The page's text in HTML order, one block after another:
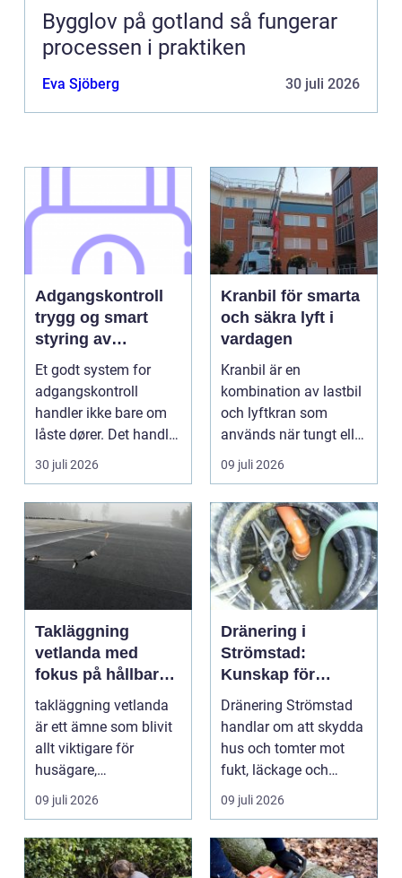
Bygglov på gotland så fungerar
processen i praktiken
Eva Sjöberg 30 juli 2026
Adgangskontroll
trygg og smart
styring av
tilganger
Et godt system for
adgangskontroll
handler ikke bare om
låste dører. Det handler
om å ha oversikt, k...
30 juli 2026
Kranbil för smarta
och säkra lyft i
vardagen
Kranbil är en
kombination av lastbil
och lyftkran som
används när tungt eller
skrymma...
09 juli 2026
Takläggning
vetlanda med
fokus på hållbara
tak och trygga hus
takläggning vetlanda
är ett ämne som blivit
allt viktigare för
husägare,
bostadsrättsföreningar
och ...
09 juli 2026
Dränering i
Strömstad:
Kunskap för
tryggare
husgrunder
Dränering Strömstad
handlar om att skydda
hus och tomter mot
fukt, läckage och
l&arin...
09 juli 2026